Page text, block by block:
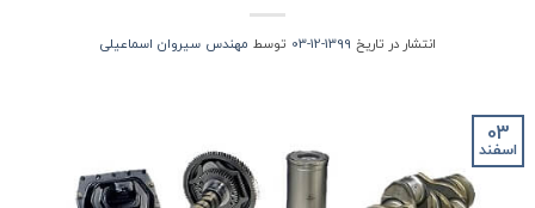
انتشار در تاریخ 1399-12-03 توسط مهندس سیروان اسماعیلی
03
اسفند